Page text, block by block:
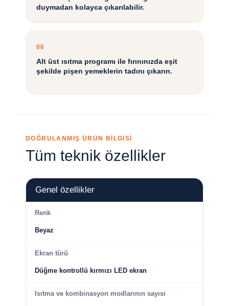
duymadan kolayca çıkarılabilir.
06
Alt üst ısıtma programı ile fırınınızda eşit
şekilde pişen yemeklerin tadını çıkarın.
DOĞRULANMIŞ ÜRÜN BİLGİSİ
Tüm teknik özellikler
Genel özellikler
Renk
Beyaz
Ekran türü
Düğme kontrollü kırmızı LED ekran
Isıtma ve kombinasyon modlarının sayısı